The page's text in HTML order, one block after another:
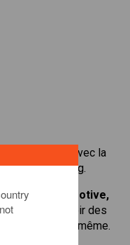
avec la
de Ainvesting.
Rivian Automotive,
réel et recevoir des
l'action elle-même.